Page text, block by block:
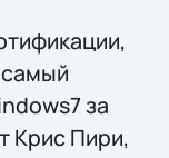
за
Крис Пири,